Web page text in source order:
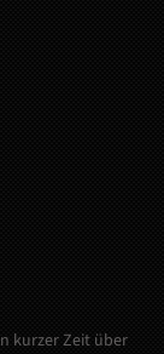
kurzer Zeit über